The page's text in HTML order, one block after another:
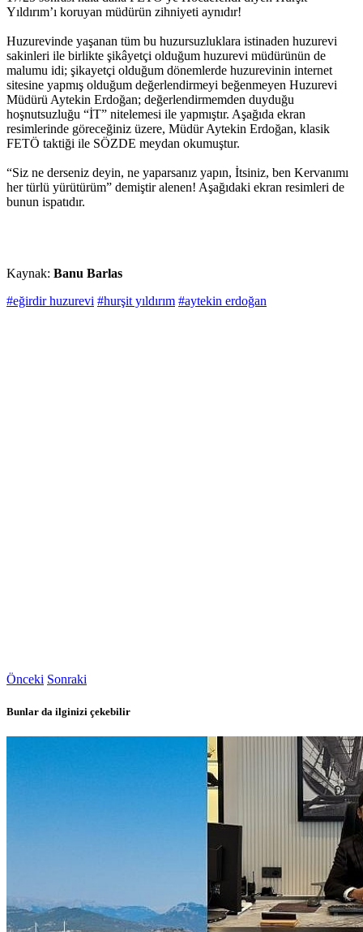
Yıldırım’ı koruyan müdürün zihniyeti aynıdır!
Huzurevinde yaşanan tüm bu huzursuzluklara istinaden huzurevi
sakinleri ile birlikte şikâyetçi olduğum huzurevi müdürünün de
malumu idi; şikayetçi olduğum dönemlerde huzurevinin internet
sitesine yapmış olduğum değerlendirmeyi beğenmeyen Huzurevi
Müdürü Aytekin Erdoğan; değerlendirmemden duyduğu
hoşnutsuzluğu “İT” nitelemesi ile yapmıştır. Aşağıda ekran
resimlerinde göreceğiniz üzere, Müdür Aytekin Erdoğan, klasik
FETÖ taktiği ile SÖZDE meydan okumuştur.
“Siz ne derseniz deyin, ne yaparsanız yapın, İtsiniz, ben Kervanımı
her türlü yürütürüm” demiştir alenen! Aşağıdaki ekran resimleri de
bunun ispatıdır.
Kaynak: Banu Barlas
#eğirdir huzurevi #hurşit yıldırım #aytekin erdoğan
Önceki Sonraki
Bunlar da ilginizi çekebilir